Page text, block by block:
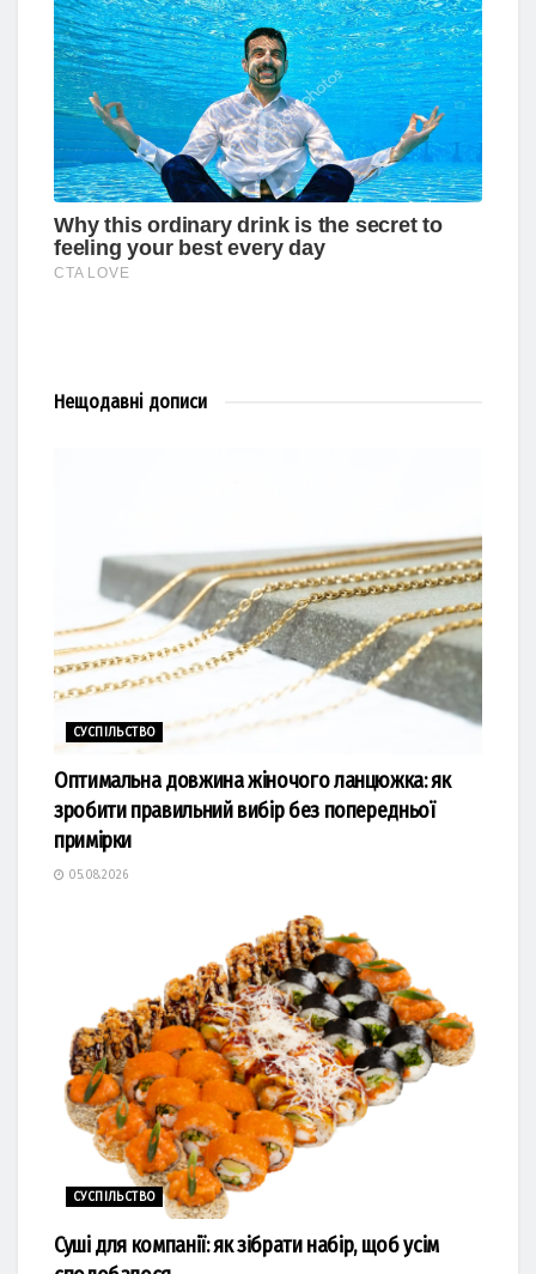
Нещодавні дописи
СУСПІЛЬСТВО
Оптимальна довжина жіночого ланцюжка: як
зробити правильний вибір без попередньої
примірки
05.08.2026
СУСПІЛЬСТВО
Суші для компанії: як зібрати набір, щоб усім